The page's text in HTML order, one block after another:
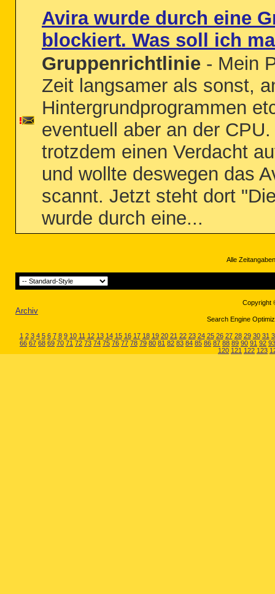
Avira wurde durch eine
blockiert. Was soll ich
Gruppenrichtlinie - Mein
Zeit langsamer als sonst,
Hintergrundprogrammen
eventuell aber an der
trotzdem einen Verdacht
und wollte deswegen das
scannt. Jetzt steht dort
wurde durch eine...
Alle
Copyright
Archiv
Search Engine
1 2 3 4 5 6 7 8 9 10 11 12 13 14 15 16 17 18 19 20 21 22 23 24 25 26 27 28 29 30 31
66 67 68 69 70 71 72 73 74 75 76 77 78 79 80 81 82 83 84 85 86 87 88 89 90 91 92 93
120 121 122 123